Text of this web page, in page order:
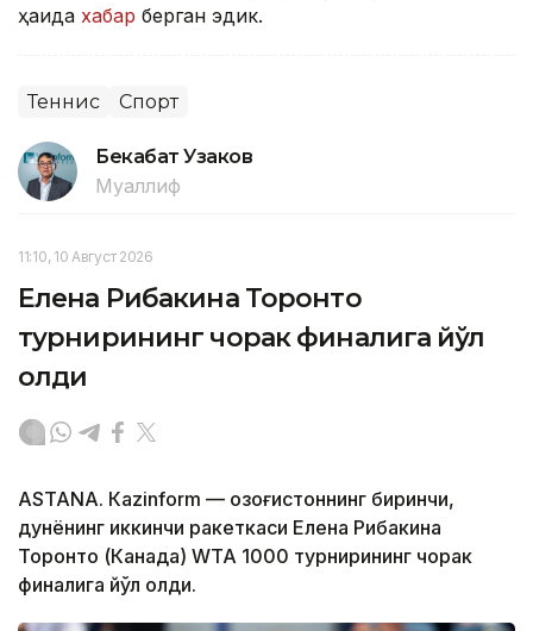
ҳақида хабар берган эдик.
Теннис Спорт
Бекабат Узаков
Муаллиф
11:10, 10 Август 2026
Елена Рибакина Торонто
турнирининг чорак финалига йўл
олди
ASTANА. Кazinform — Қозоғистоннинг биринчи,
дунёнинг иккинчи ракеткаси Елена Рибакина
Торонто (Канада) WТА 1000 турнирининг чорак
финалига йўл олди.